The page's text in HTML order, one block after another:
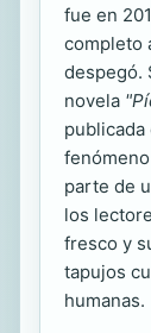
fue en
completo
despegó.
novela
parte de
los
fresco y
tapujos
humanas.